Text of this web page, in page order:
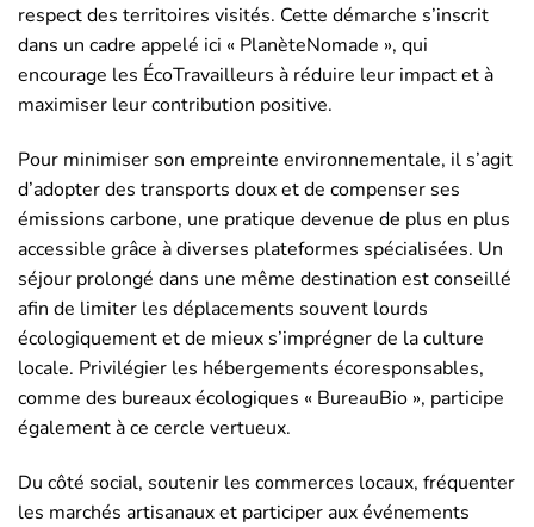
respect des territoires visités. Cette démarche s’inscrit
dans un cadre appelé ici « PlanèteNomade », qui
encourage les ÉcoTravailleurs à réduire leur impact et à
maximiser leur contribution positive.
Pour minimiser son empreinte environnementale, il s’agit
d’adopter des transports doux et de compenser ses
émissions carbone, une pratique devenue de plus en plus
accessible grâce à diverses plateformes spécialisées. Un
séjour prolongé dans une même destination est conseillé
afin de limiter les déplacements souvent lourds
écologiquement et de mieux s’imprégner de la culture
locale. Privilégier les hébergements écoresponsables,
comme des bureaux écologiques « BureauBio », participe
également à ce cercle vertueux.
Du côté social, soutenir les commerces locaux, fréquenter
les marchés artisanaux et participer aux événements